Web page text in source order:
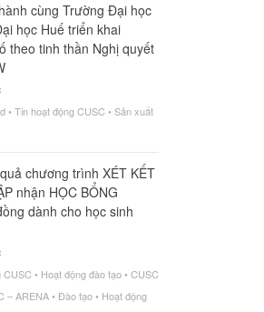
cùng Trường Đại học
học Huế triển khai
theo tinh thần Nghị quyết
• Tin hoạt động CUSC• Sản xuất
chương trình XÉT KẾT
nhận HỌC BỔNG
dành cho học sinh
CUSC• Hoạt động đào tạo• CUSC
– ARENA• Đào tạo• Hoạt động